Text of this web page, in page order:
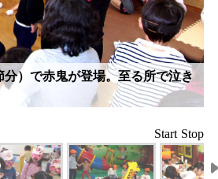
）で赤鬼が登場。至る所で泣き
Start Stop